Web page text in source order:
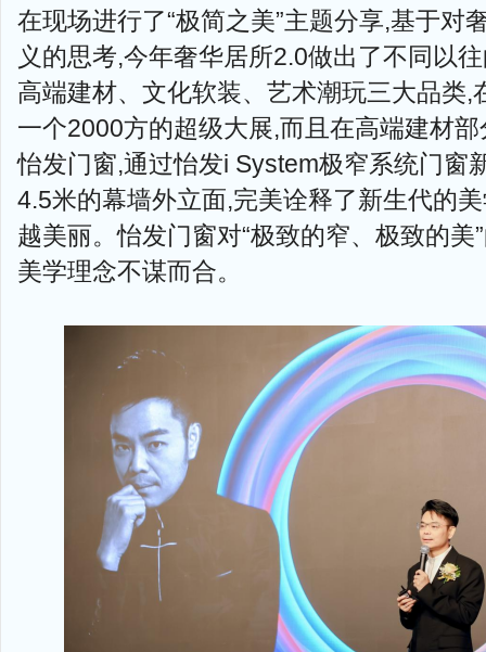
在现场进行了“极简之美”主题分享,基于对
义的思考,今年奢华居所2.0做出了不同以
高端建材、文化软装、艺术潮玩三大品类,
一个2000方的超级大展,而且在高端建材
怡发门窗,通过怡发i System极窄系统门窗
4.5米的幕墙外立面,完美诠释了新生代的
越美丽。怡发门窗对“极致的窄、极致的美
美学理念不谋而合。